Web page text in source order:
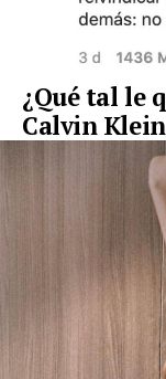
¿Qué tal le
Calvin